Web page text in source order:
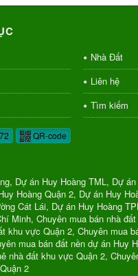
Nhà Đất
Liên hệ
Tìm kiếm
QR-code
Dự án Huy Hoàng TML, Dự
Hoàng Quận 2, Dự án Huy
Cát Lái, Dự án Huy Hoàng
Minh, Chuyên mua bán nhà
khu vực Quận 2, Chuyên mua
mua bán đất nền dự án Huy
nhà đất khu vực Quận 2,
2